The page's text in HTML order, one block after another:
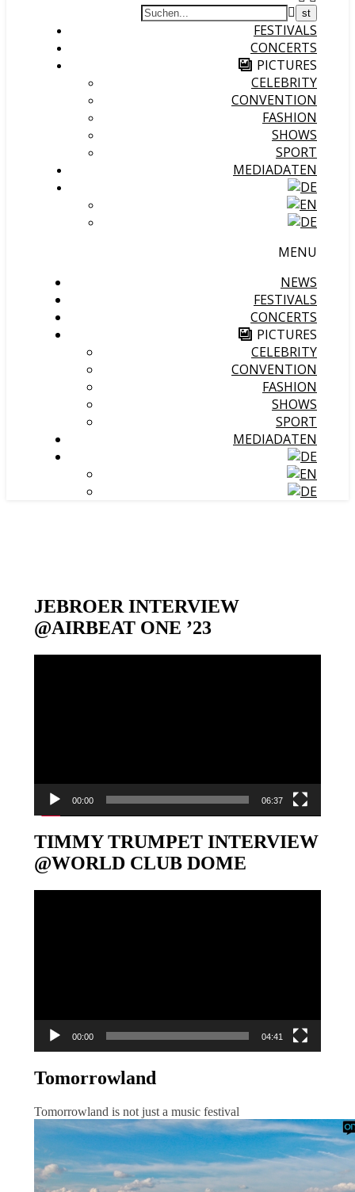
FESTIVALS
CONCERTS
PICTURES
CELEBRITY
CONVENTION
FASHION
SHOWS
SPORT
MEDIADATEN
MENU
NEWS
FESTIVALS
CONCERTS
PICTURES
CELEBRITY
CONVENTION
FASHION
SHOWS
SPORT
MEDIADATEN
JEBROER INTERVIEW
@AIRBEAT ONE ’23
00:00 06:37
TIMMY TRUMPET INTERVIEW
@WORLD CLUB DOME
00:00 04:41
Tomorrowland
Tomorrowland is not just a music festival